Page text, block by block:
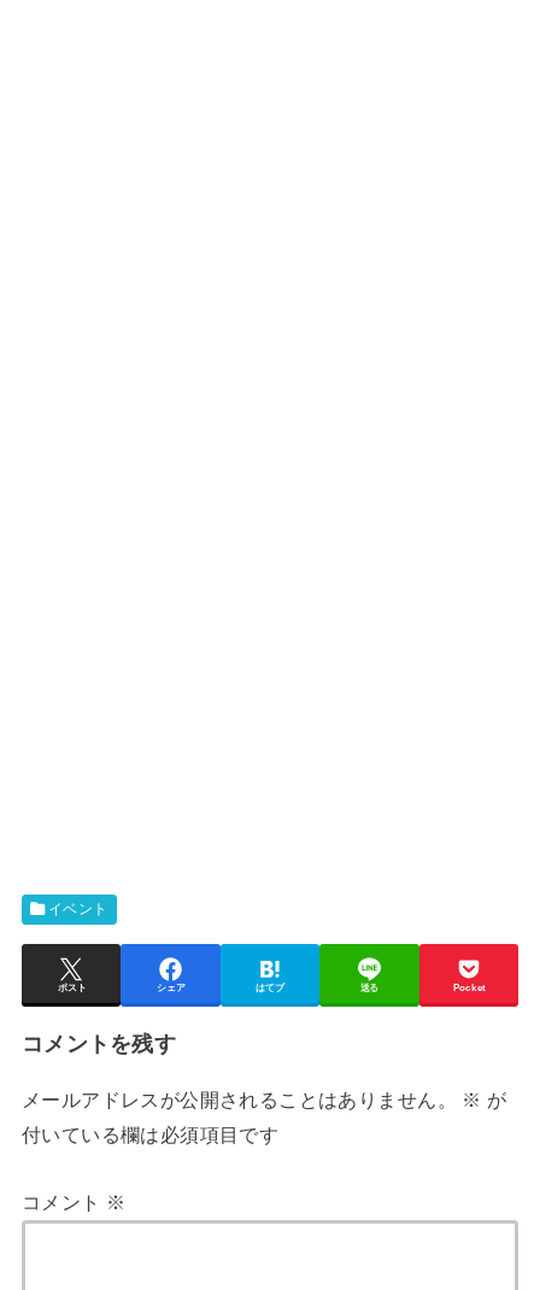
イベント
ポスト シェア はてブ 送る Pocket
コメントを残す
メールアドレスが公開されることはありません。 ※ が
付いている欄は必須項目です
コメント ※